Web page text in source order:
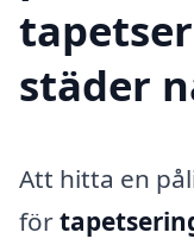
städer
Att hitta en
för